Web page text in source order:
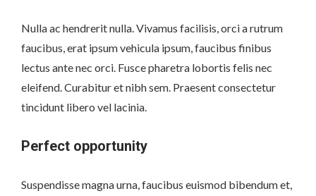
Nulla ac hendrerit nulla. Vivamus facilisis, orci a rutrum
faucibus, erat ipsum vehicula ipsum, faucibus finibus
lectus ante nec orci. Fusce pharetra lobortis felis nec
eleifend. Curabitur et nibh sem. Praesent consectetur
tincidunt libero vel lacinia.
Perfect opportunity
Suspendisse magna urna, faucibus euismod bibendum et,